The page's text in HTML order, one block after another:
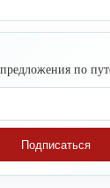
по
Подписаться